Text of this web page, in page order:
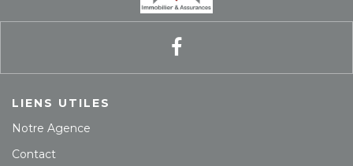
LIENS UTILES
Notre Agence
Contact